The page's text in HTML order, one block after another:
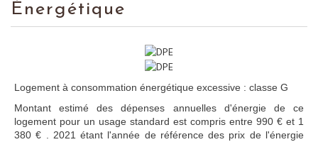
Énergétique
Logement à consommation énergétique excessive : classe G
Montant estimé des dépenses annuelles d'énergie de ce
logement pour un usage standard est compris entre 990 € et 1
380 € . 2021 étant l'année de référence des prix de l'énergie